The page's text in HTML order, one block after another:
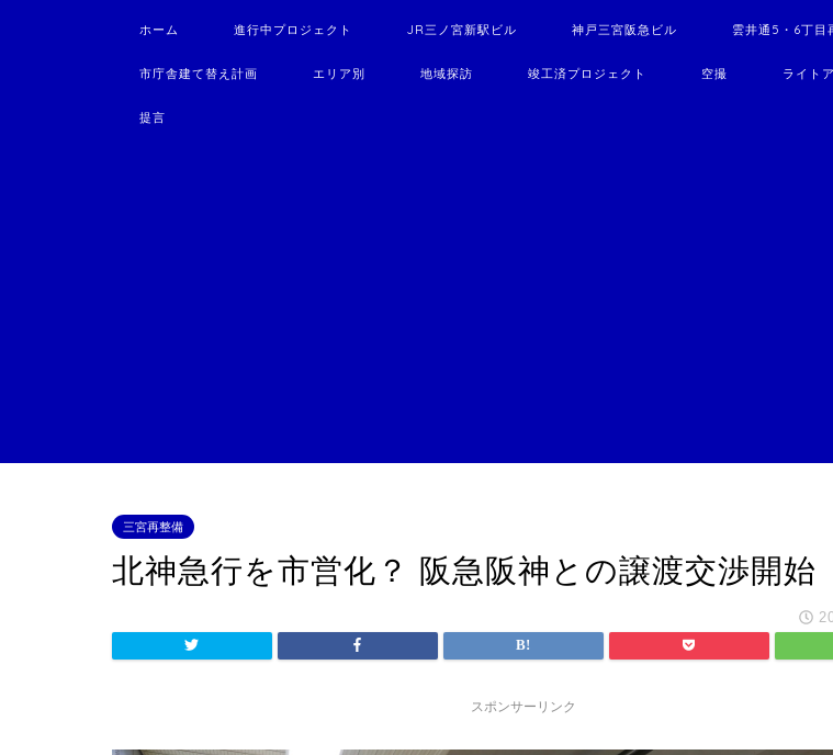
ホーム 進行中プロジェクト JR三ノ宮新駅ビル 神戸三宮阪急ビル 雲井通5・6丁目
市庁舎建て替え計画 エリア別 地域探訪 竣工済プロジェクト 空撮 ライト
提言
三宮再整備
北神急行を市営化？ 阪急阪神との譲渡交渉開始
スポンサーリンク